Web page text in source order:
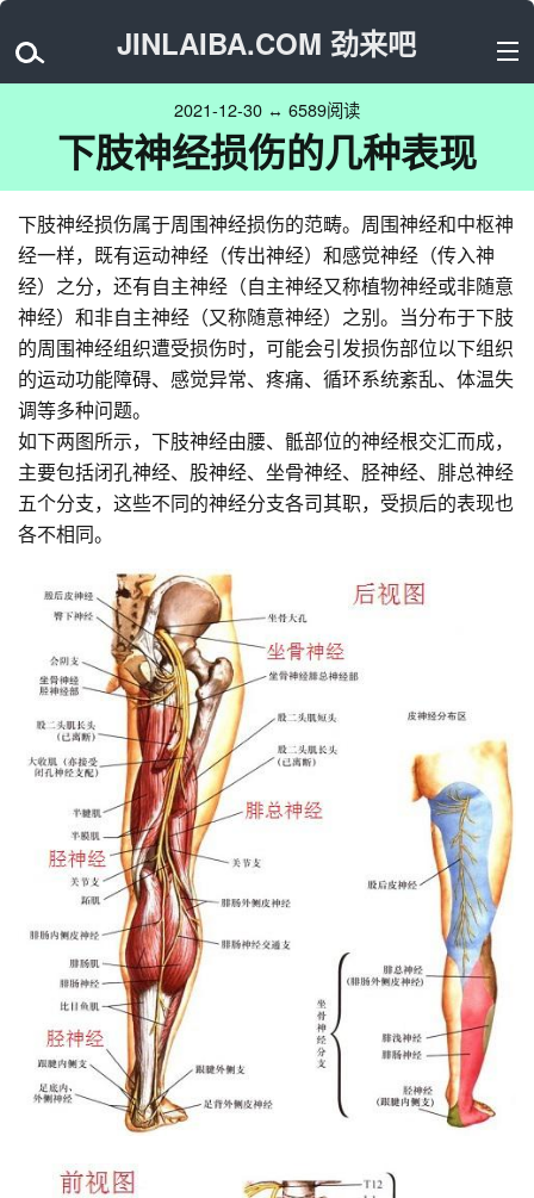
JINLAIBA.COM 劲来吧
2021-12-30 ↔ 6589阅读
下肢神经损伤的几种表现
下肢神经损伤属于周围神经损伤的范畴。周围神经和中枢神
经一样，既有运动神经（传出神经）和感觉神经（传入神
经）之分，还有自主神经（自主神经又称植物神经或非随意
神经）和非自主神经（又称随意神经）之别。当分布于下肢
的周围神经组织遭受损伤时，可能会引发损伤部位以下组织
的运动功能障碍、感觉异常、疼痛、循环系统紊乱、体温失
调等多种问题。
如下两图所示，下肢神经由腰、骶部位的神经根交汇而成，
主要包括闭孔神经、股神经、坐骨神经、胫神经、腓总神经
五个分支，这些不同的神经分支各司其职，受损后的表现也
各不相同。